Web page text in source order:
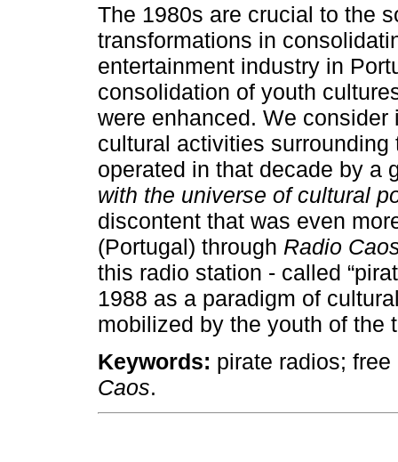
The 1980s are crucial to the
transformations in
entertainment industry in
consolidation of youth
were enhanced. We
cultural activities
operated in that decade by a
with the universe of cultural
discontent that was even
(Portugal) through Radio
this radio station - called
1988 as a paradigm of
mobilized by the youth of the
Keywords: pirate radios;
Caos.